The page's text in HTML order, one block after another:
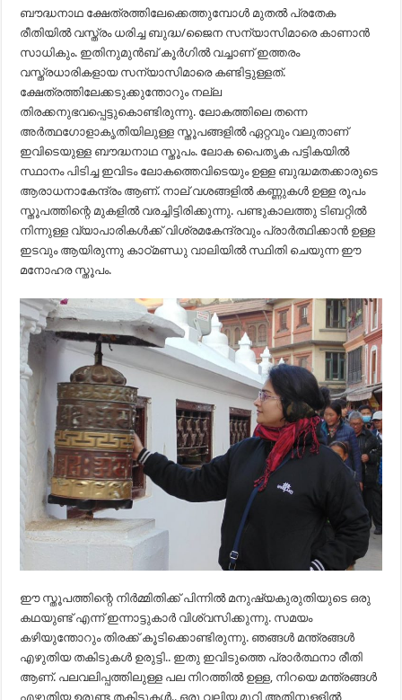
ബൗദ്ധനാഥ ക്ഷേത്രത്തിലേക്കെത്തുമ്പോൾ മുതൽ പ്രതേക
രീതിയിൽ വസ്ത്രം ധരിച്ച ബുദ്ധ/ജൈന സന്യാസിമാരെ കാണാൻ
സാധികും. ഇതിനുമുൻബ് കൂർഗിൽ വച്ചാണ് ഇത്തരം
വസ്ത്രധാരികളായ സന്യാസിമാരെ കണ്ടിട്ടുള്ളത്.
ക്ഷേത്രത്തിലേക്കടുക്കുന്തോറും നല്ല
തിരക്കനുഭവപ്പെട്ടുകൊണ്ടിരുന്നു. ലോകത്തിലെ തന്നെ
അർത്ഥഗോളാകൃതിയിലുള്ള സ്തൂപങ്ങളിൽ ഏറ്റവും വലുതാണ്
ഇവിടെയുള്ള ബൗദ്ധനാഥ സ്തൂപം. ലോക പൈതൃക പട്ടികയിൽ
സ്ഥാനം പിടിച്ച ഇവിടം ലോകത്തെവിടെയും ഉള്ള ബുദ്ധമതക്കാരുടെ
ആരാധനാകേന്ദ്രം ആണ്. നാല് വശങ്ങളിൽ കണ്ണുകൾ ഉള്ള രൂപം
സ്തൂപത്തിന്റെ മുകളിൽ വരച്ചിട്ടിരിക്കുന്നു. പണ്ടുകാലത്തു ടിബറ്റിൽ
നിന്നുള്ള വ്യാപാരികൾക്ക് വിശ്രമകേന്ദ്രവും പ്രാർത്ഥിക്കാൻ ഉള്ള
ഇടവും ആയിരുന്നു കാഠ്മണ്ഡു വാലിയിൽ സ്ഥിതി ചെയുന്ന ഈ
മനോഹര സ്തൂപം.
ഈ സ്തൂപത്തിന്റെ നിർമ്മിതിക്ക് പിന്നിൽ മനുഷ്യകുരുതിയുടെ ഒരു
കഥയുണ്ട് എന്ന് ഇന്നാട്ടുകാർ വിശ്വസിക്കുന്നു. സമയം
കഴിയുന്തോറും തിരക്ക് കൂടിക്കൊണ്ടിരുന്നു. ഞങ്ങൾ മന്ത്രങ്ങൾ
എഴുതിയ തകിടുകൾ ഉരുട്ടി.. ഇതു ഇവിടുത്തെ പ്രാർത്ഥനാ രീതി
ആണ്. പലവലിപ്പത്തിലുള്ള പല നിറത്തിൽ ഉള്ള, നിറയെ മന്ത്രങ്ങൾ
എഴുതിയ ഉരുണ്ട തകിടുകൾ.. ഒരു വലിയ മുറി അതിനുള്ളിൽ